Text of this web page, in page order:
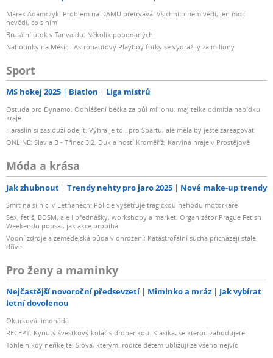
Marek Adamczyk: Problém na DAMU přetrvává. Všichni o něm vědí, jen moc
nevědí, co s ním
Brutální útok v Tanvaldu: Několik pobodaných
Nahotinky na Měsíci: Astronautovy Playboy fotky se vydražily za miliony
Sport
MS hokej 2025 Biatlon Liga mistrů
Ostuda pro Dynamo. Odhlášení béčka za půl milionu, majitelka odmítla nabídku
kraje
Haraslín si zaslouží odejít. Výhra je to i pro Spartu, ale měla by ještě zareagovat
ONLINE: Slavia B - Třinec 3:2. Dukla hostí Kroměříž, Karviná hraje v Prostějově
Móda a krása
Jak zhubnout Trendy nehty pro jaro 2025 Nové make-up trendy
Smrt na silnici v Letňanech: Policie vyšetřuje tragickou nehodu motorkáře
Sex, fetiš, BDSM, ale i přednášky, workshopy a market. Organizátor Prague Fetish
Weekendu popsal, jak akce probíhá
Vodní zdroje a zemědělská půda v ohrožení: Katastrofální sucha přicházejí stále
dříve
Pro ženy a maminky
Nejčastější novoroční předsevzetí Miminko a mráz
Jak vybírat
letní dovolenou
Okurková limonáda
RECEPT: Kynutý švestkový koláč s drobenkou. Klasika, se kterou zabodujete
Tohle nikdy neříkejte! Slova, kterými rodiče dětem ubližují ze všeho nejvíc